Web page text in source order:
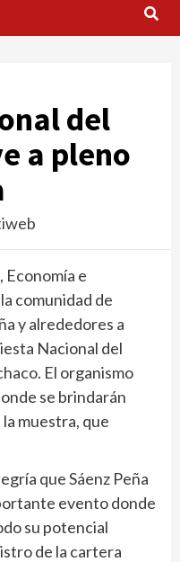
del
a pleno
Economía e
comunidad de
y alrededores a
Nacional del
El organismo
se brindarán
muestra, que
que Sáenz Peña
evento donde
su potencial
de la cartera